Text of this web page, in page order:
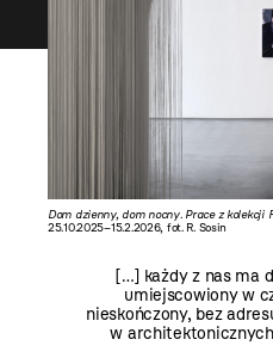
Dom dzienny, dom nocny. Prace z kolekcji
25.10.2025–15.2.2026, fot. R. Sosin
[…] każdy z nas ma
umiejscowiony w
nieskończony, bez
w